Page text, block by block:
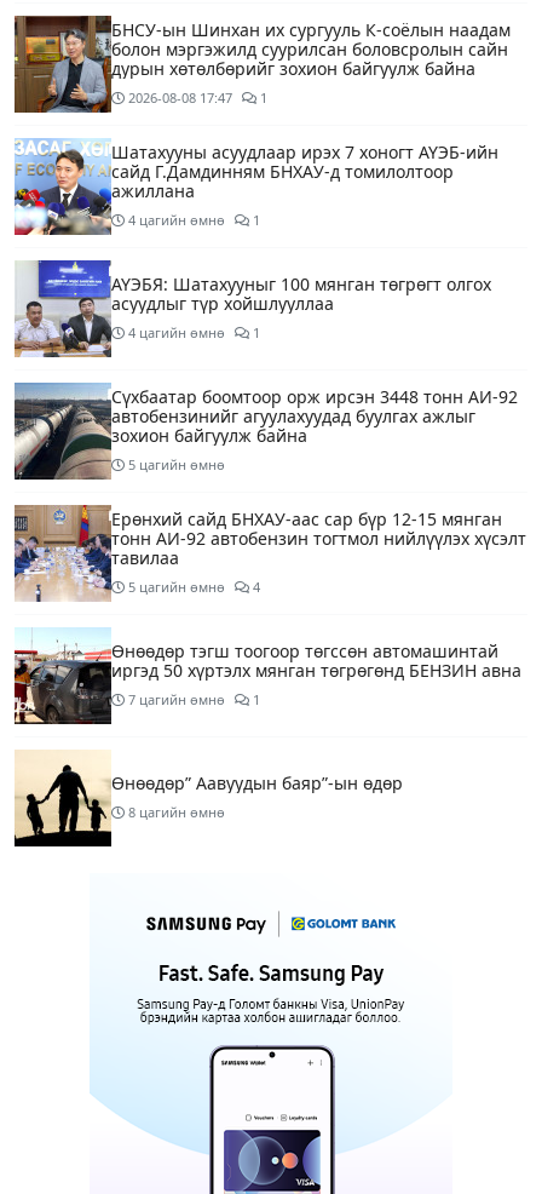
БНСУ-ын Шинхан их сургууль К-соёлын наадам
болон мэргэжилд суурилсан боловсролын сайн
дурын хөтөлбөрийг зохион байгуулж байна
2026-08-08 17:47 1
Шатахууны асуудлаар ирэх 7 хоногт АҮЭБ-ийн
сайд Г.Дамдинням БНХАУ-д томилолтоор
ажиллана
4 цагийн өмнө 1
АҮЭБЯ: Шатахууныг 100 мянган төгрөгт олгох
асуудлыг түр хойшлууллаа
4 цагийн өмнө 1
Сүхбаатар боомтоор орж ирсэн 3448 тонн АИ-92
автобензинийг агуулахуудад буулгах ажлыг
зохион байгуулж байна
5 цагийн өмнө
Ерөнхий сайд БНХАУ-аас сар бүр 12-15 мянган
тонн АИ-92 автобензин тогтмол нийлүүлэх хүсэлт
тавилаа
5 цагийн өмнө 4
Өнөөдөр тэгш тоогоор төгссөн автомашинтай
иргэд 50 хүртэлх мянган төгрөгөнд БЕНЗИН авна
7 цагийн өмнө 1
Өнөөдөр” Аавуудын баяр”-ын өдөр
8 цагийн өмнө
Улаанбаатарт 31 хэм дулаан байна
10 цагийн өмнө
МАРГААШ: Улаанбаатарт 31 хэм дулаан байна
19 цагийн өмнө
Шатахуун дамлан борлуулсан хоёр зөрчлийг
илрүүлэн шалгаж байна
21 цагийн өмнө 3